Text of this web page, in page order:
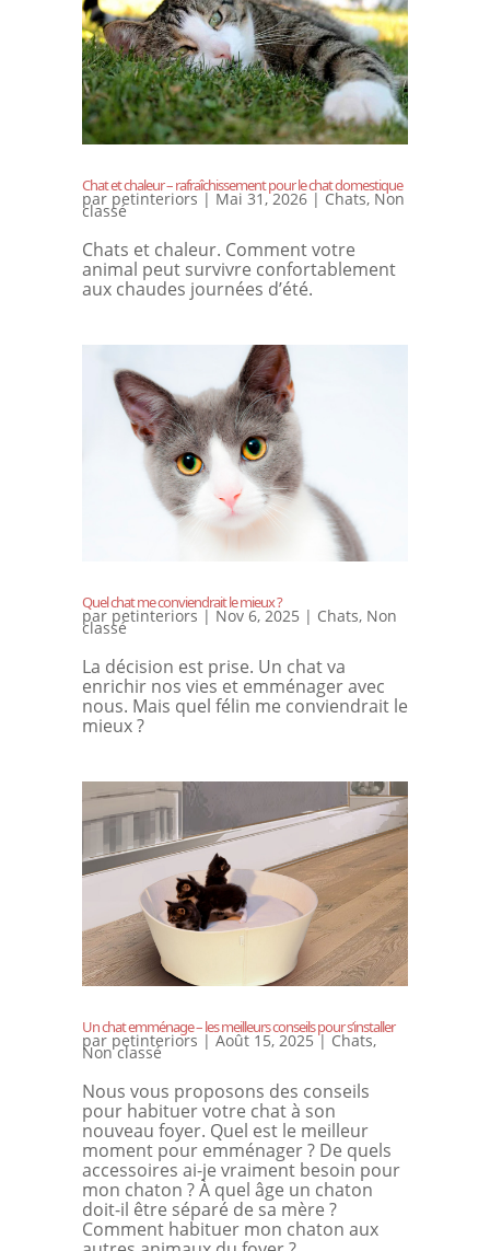
Chat et chaleur – rafraîchissement pour le chat domestique
par petinteriors | Mai 31, 2026| Chats, Non
classé
Chats et chaleur. Comment votre
animal peut survivre confortablement
aux chaudes journées d’été.
Quel chat me conviendrait le mieux ?
par petinteriors | Nov 6, 2025 | Chats, Non
classé
La décision est prise. Un chat va
enrichir nos vies et emménager avec
nous. Mais quel félin me conviendrait le
mieux ?
Un chat emménage – les meilleurs conseils pour s’installer
par petinteriors | Août 15, 2025 | Chats,
Non classé
Nous vous proposons des conseils
pour habituer votre chat à son
nouveau foyer. Quel est le meilleur
moment pour emménager ? De quels
accessoires ai-je vraiment besoin pour
mon chaton ? À quel âge un chaton
doit-il être séparé de sa mère ?
Comment habituer mon chaton aux